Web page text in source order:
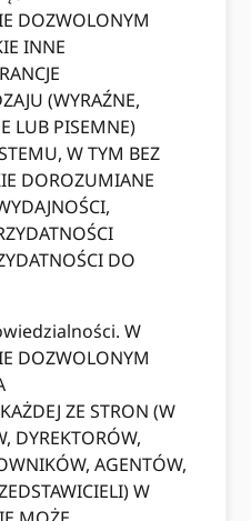
DOZWOLONYM
INNE
(WYRAŹNE,
LUB PISEMNE)
W TYM BEZ
DOROZUMIANE
DO
W
DOZWOLONYM
ZE STRON (W
DYREKTORÓW,
AGENTÓW,
W